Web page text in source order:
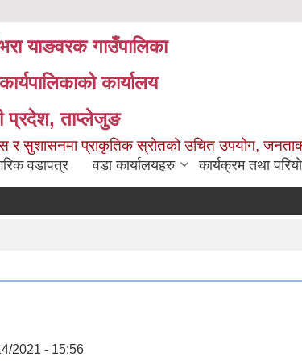
याङवरक गाउँपालिका
कार्यालय
प्रदेश, ताप्लेजुङ
र सुशासनमा प्राकृतिक स्रोतको उचित उपयोग,
वडापत्र वडा कार्यालयहरु कार्यक्रम तथा
2021 - 15:56